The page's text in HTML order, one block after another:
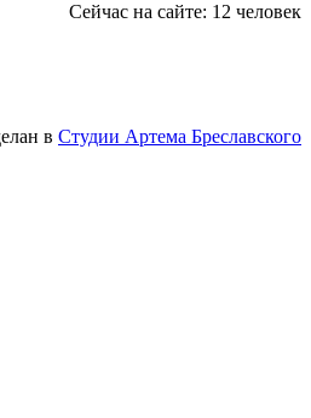
Сейчас на сайте: 12 человек
в Студии Артема Бреславского